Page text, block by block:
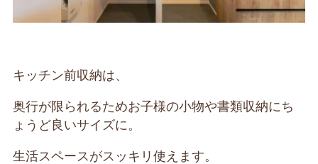
キッチン前収納は、
奥行が限られるためお子様の小物や書類収納にち
ょうど良いサイズに。
生活スペースがスッキリ使えます。